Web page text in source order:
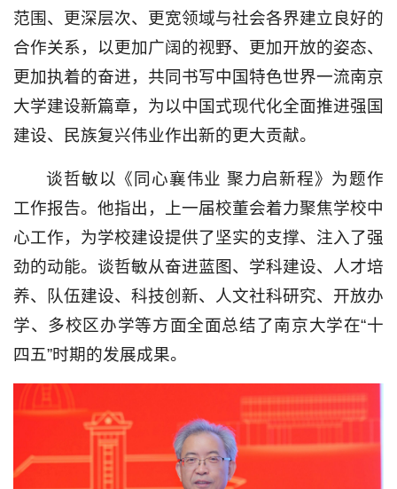
范围、更深层次、更宽领域与社会各界建立良好的
合作关系，以更加广阔的视野、更加开放的姿态、
更加执着的奋进，共同书写中国特色世界一流南京
大学建设新篇章，为以中国式现代化全面推进强国
建设、民族复兴伟业作出新的更大贡献。
谈哲敏以《同心襄伟业 聚力启新程》为题作
工作报告。他指出，上一届校董会着力聚焦学校中
心工作，为学校建设提供了坚实的支撑、注入了强
劲的动能。谈哲敏从奋进蓝图、学科建设、人才培
养、队伍建设、科技创新、人文社科研究、开放办
学、多校区办学等方面全面总结了南京大学在“十
四五”时期的发展成果。